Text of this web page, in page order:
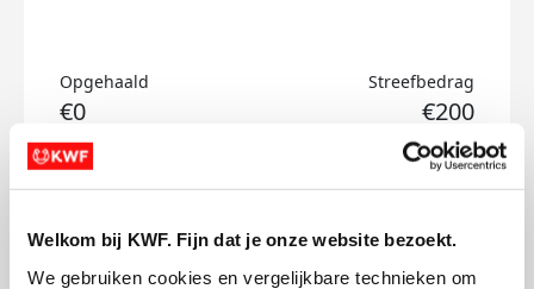
Welkom bij KWF. Fijn dat je onze website bezoekt.
We gebruiken cookies en vergelijkbare technieken om
Opgehaald
€0
Streefbedrag
€200
Fleur's badges